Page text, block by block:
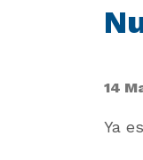
14
Ya